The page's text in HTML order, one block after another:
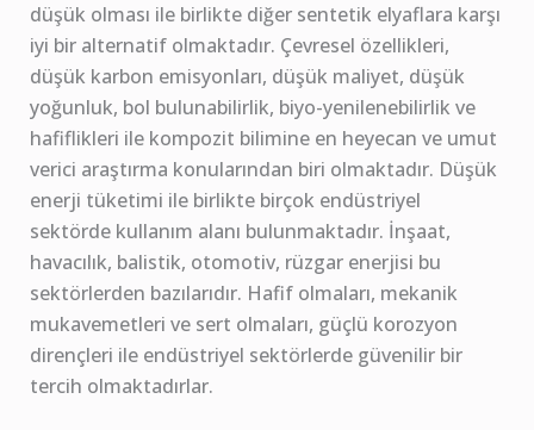
düşük olması ile birlikte diğer sentetik elyaflara karşı
iyi bir alternatif olmaktadır. Çevresel özellikleri,
düşük karbon emisyonları, düşük maliyet, düşük
yoğunluk, bol bulunabilirlik, biyo-yenilenebilirlik ve
hafiflikleri ile kompozit bilimine en heyecan ve umut
verici araştırma konularından biri olmaktadır. Düşük
enerji tüketimi ile birlikte birçok endüstriyel
sektörde kullanım alanı bulunmaktadır. İnşaat,
havacılık, balistik, otomotiv, rüzgar enerjisi bu
sektörlerden bazılarıdır. Hafif olmaları, mekanik
mukavemetleri ve sert olmaları, güçlü korozyon
dirençleri ile endüstriyel sektörlerde güvenilir bir
tercih olmaktadırlar.